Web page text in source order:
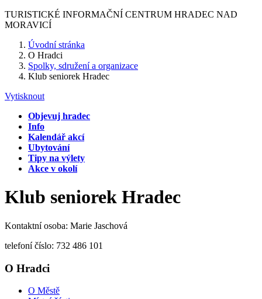
TURISTICKÉ INFORMAČNÍ CENTRUM HRADEC NAD
MORAVICÍ
Úvodní stránka
O Hradci
Spolky, sdružení a organizace
Klub seniorek Hradec
Vytisknout
Objevuj hradec
Info
Kalendář akcí
Ubytování
Tipy na výlety
Akce v okolí
Klub seniorek Hradec
Kontaktní osoba: Marie Jaschová
telefoní číslo: 732 486 101
O Hradci
O Městě